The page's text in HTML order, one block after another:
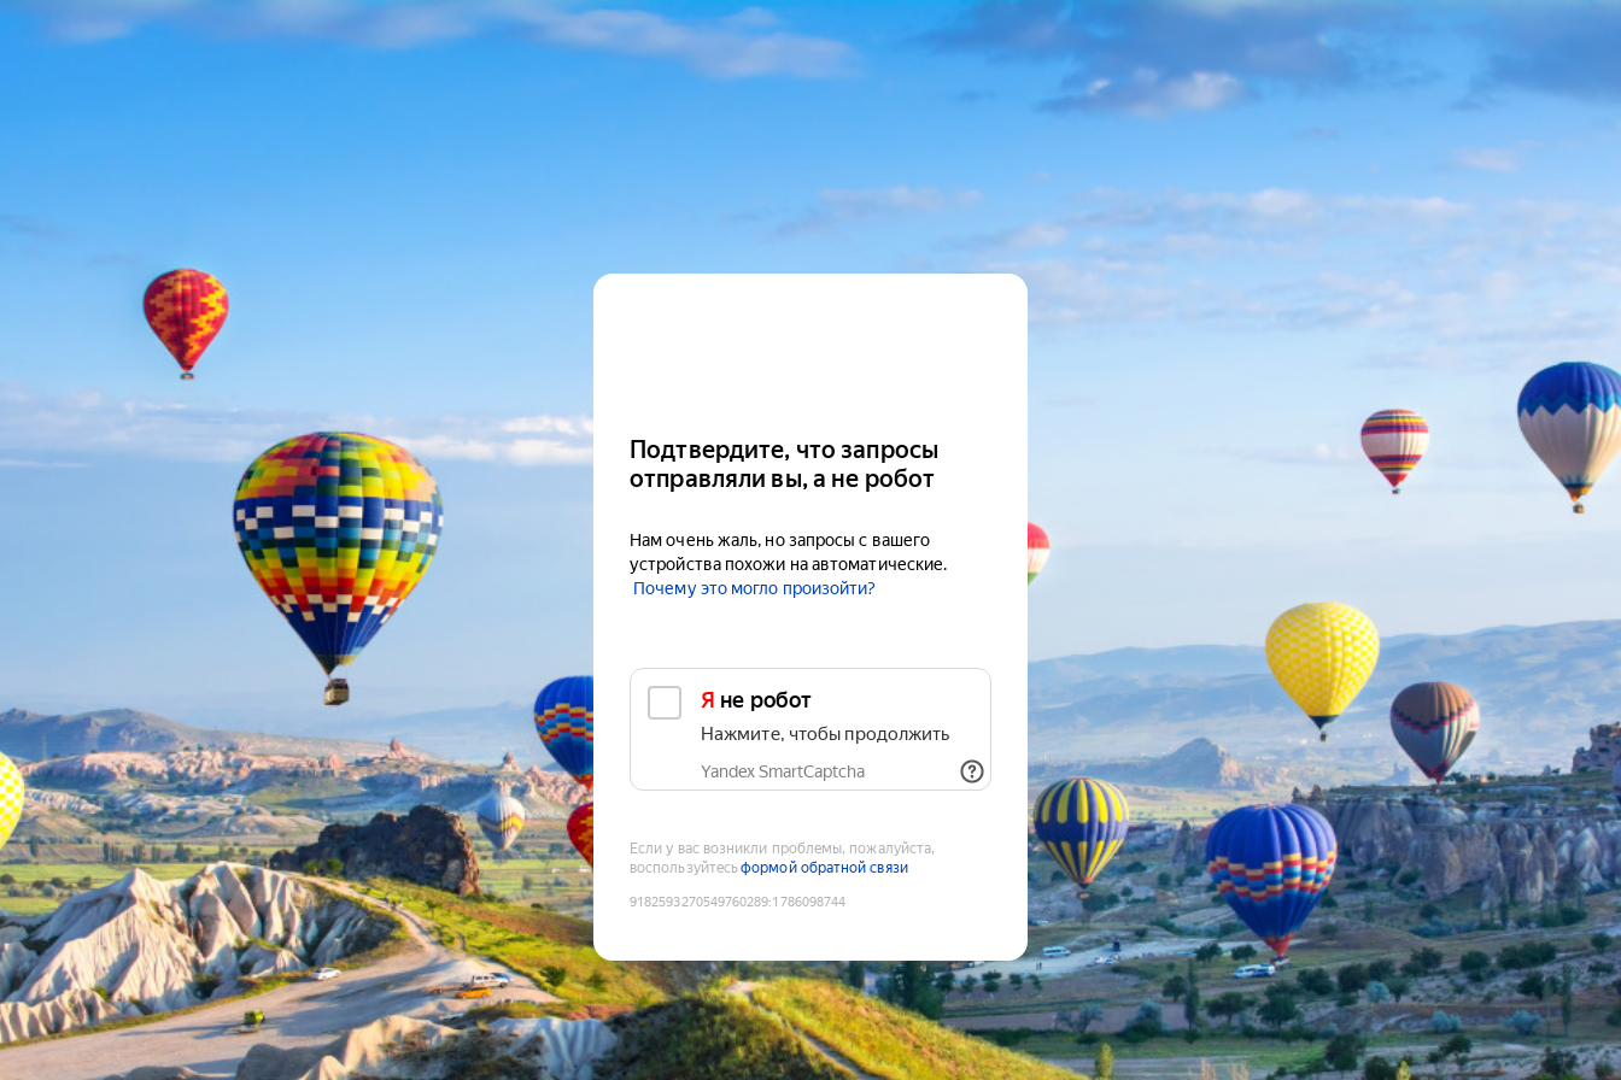
Подтвердите, что запросы
отправляли вы, а не робот
Нам очень жаль, но запросы с вашего
устройства похожи на автоматические.
Почему это могло произойти?
Я не робот
Нажмите, чтобы продолжить
Yandex SmartCaptcha
Если у вас возникли проблемы, пожалуйста,
воспользуйтесьформой обратной связи
9182593270549760289:1786098744